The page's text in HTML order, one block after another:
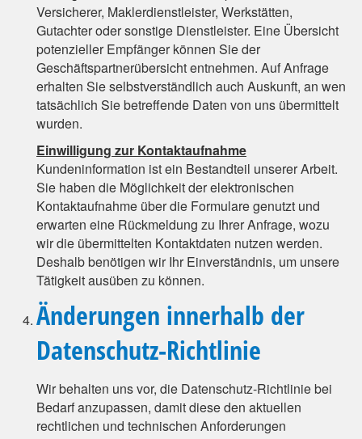
Versicherer, Maklerdienstleister, Werkstätten,
Gutachter oder sonstige Dienstleister. Eine Übersicht
potenzieller Empfänger können Sie der
Geschäftspartnerübersicht entnehmen. Auf Anfrage
erhalten Sie selbstverständlich auch Auskunft, an wen
tatsächlich Sie betreffende Daten von uns übermittelt
wurden.
Einwilligung zur Kontaktaufnahme
Kundeninformation ist ein Bestandteil unserer Arbeit.
Sie haben die Möglichkeit der elektronischen
Kontaktaufnahme über die Formulare genutzt und
erwarten eine Rückmeldung zu Ihrer Anfrage, wozu
wir die übermittelten Kontaktdaten nutzen werden.
Deshalb benötigen wir Ihr Einverständnis, um unsere
Tätigkeit ausüben zu können.
Änderungen innerhalb der
Datenschutz-Richtlinie
Wir behalten uns vor, die Datenschutz-Richtlinie bei
Bedarf anzupassen, damit diese den aktuellen
rechtlichen und technischen Anforderungen